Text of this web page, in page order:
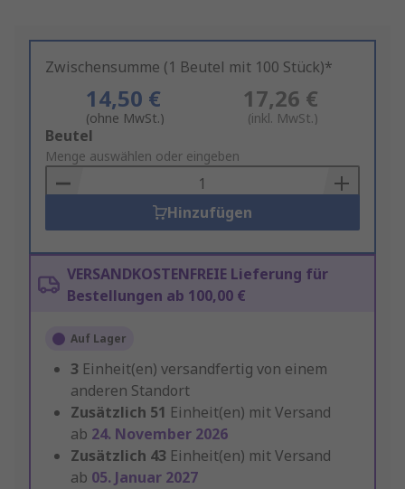
Zwischensumme (1 Beutel mit 100 Stück)*
14,50 €
(ohne MwSt.)
17,26 €
(inkl. MwSt.)
Add
to
Basket
Beutel
Menge auswählen oder eingeben
Hinzufügen
VERSANDKOSTENFREIE Lieferung für
Bestellungen ab 100,00 €
Auf Lager
3 Einheit(en) versandfertig von einem
anderen Standort
Zusätzlich 51 Einheit(en) mit Versand
ab 24. November 2026
Zusätzlich 43 Einheit(en) mit Versand
ab 05. Januar 2027